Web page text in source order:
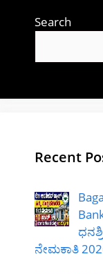
Search
Recent
ನೇಮಕಾತಿ